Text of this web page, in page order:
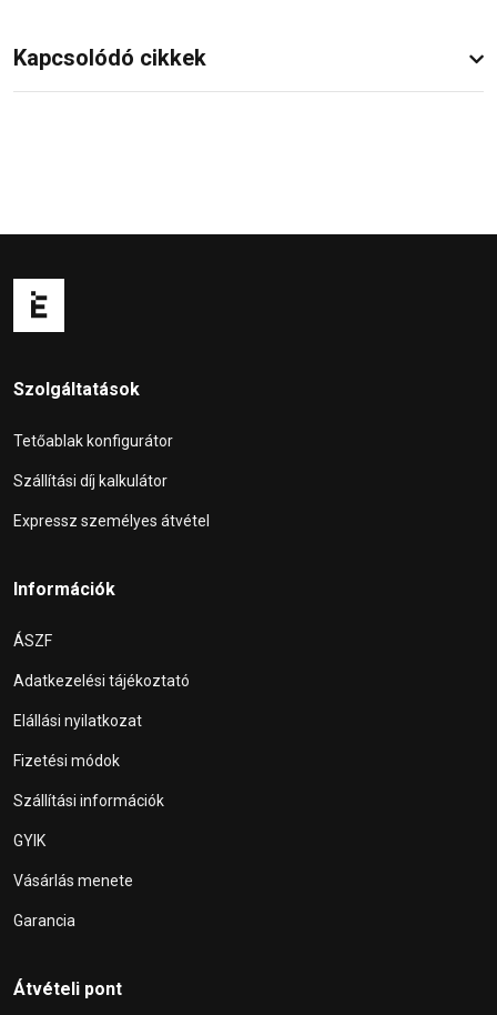
Kapcsolódó cikkek
Szolgáltatások
Tetőablak konfigurátor
Szállítási díj kalkulátor
Expressz személyes átvétel
Információk
ÁSZF
Adatkezelési tájékoztató
Elállási nyilatkozat
Fizetési módok
Szállítási információk
GYIK
Vásárlás menete
Garancia
Átvételi pont